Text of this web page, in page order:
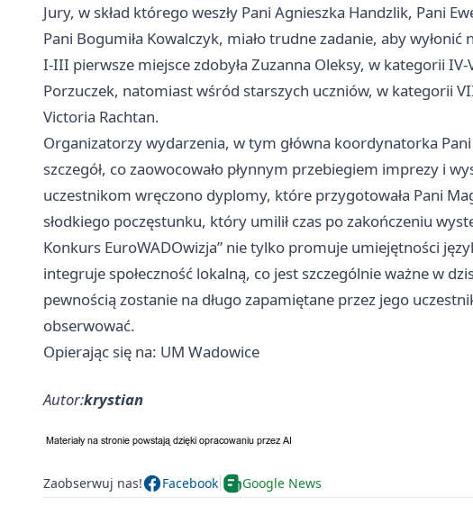
Jury, w skład którego weszły Pani Agnieszka Handzlik, Pani
Pani Bogumiła Kowalczyk, miało trudne zadanie, aby
I-III pierwsze miejsce zdobyła Zuzanna Oleksy, w kategorii
Porzuczek, natomiast wśród starszych uczniów, w kategorii
Victoria Rachtan.
Organizatorzy wydarzenia, w tym główna koordynatorka
szczegół, co zaowocowało płynnym przebiegiem imprezy i
uczestnikom wręczono dyplomy, które przygotowała Pani
słodkiego poczęstunku, który umilił czas po zakończeniu
Konkurs EuroWADOwizja” nie tylko promuje umiejętności
integruje społeczność lokalną, co jest szczególnie ważne w
pewnością zostanie na długo zapamiętane przez jego
obserwować.
Opierając się na: UM Wadowice
Autor:krystian
Zaobserwuj nas! Facebook Google News